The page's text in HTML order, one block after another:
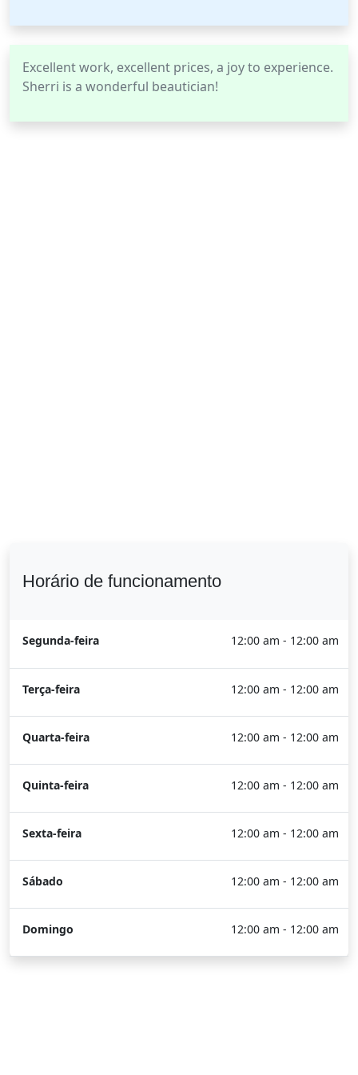
Excellent work, excellent prices, a joy to experience.
Sherri is a wonderful beautician!
Horário de funcionamento
Segunda-feira 12:00 am - 12:00 am
Terça-feira 12:00 am - 12:00 am
Quarta-feira 12:00 am - 12:00 am
Quinta-feira 12:00 am - 12:00 am
Sexta-feira 12:00 am - 12:00 am
Sábado 12:00 am - 12:00 am
Domingo 12:00 am - 12:00 am